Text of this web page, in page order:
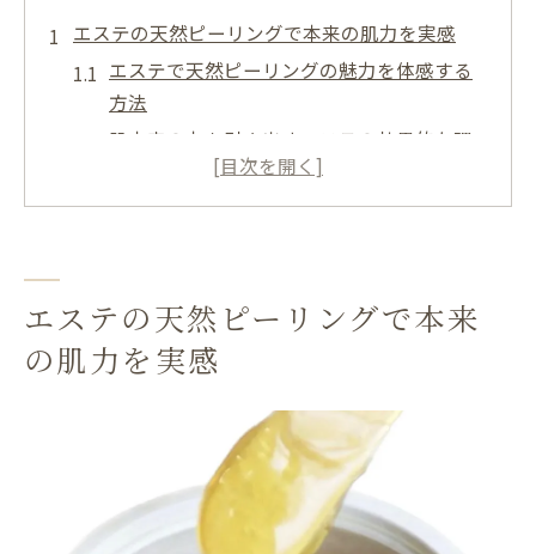
エステの天然ピーリングで本来の肌力を実感
エステで天然ピーリングの魅力を体感する
方法
肌本来の力を引き出すエステの効果的な理
マツヤニ天然成分で実感できる肌育て術
ターンオーバー促進で透明感あふれる美肌
へ
天然成分100％エステで肌のターンオーバー促進
天然成分100％エステで安全に美肌ケア
ターンオーバーを整えるエステ施術の秘密
デトックス効果で健康的な肌作りを目指す
エステの天然ピーリングで本来
の肌力を実感